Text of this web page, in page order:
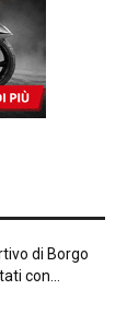
di Borgo
con...